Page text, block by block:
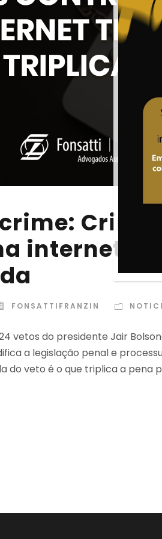
internet
FONSATTIFRANZIN
vetos do presidente Jair
a legislação penal e
do veto é o que triplica a